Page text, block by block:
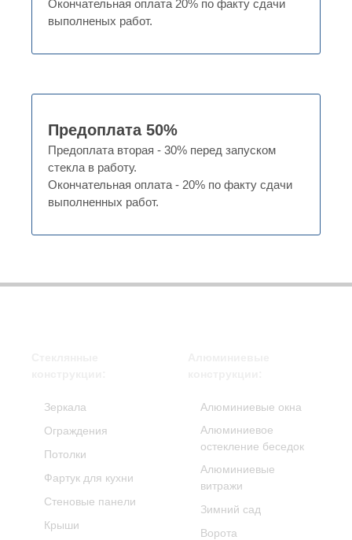
Окончательная оплата 20% по факту сдачи
выполненых работ.
Предоплата 50%
Предоплата вторая - 30% перед запуском
стекла в работу.
Окончательная оплата - 20% по факту сдачи
выполненных работ.
Зеркала
Ограждения
Потолки
Фартук для кухни
Стеновые панели
Крыши
Алюминиевые окна
Алюминиевое
остекление беседок
Алюминиевые
витражи
Зимний сад
Ворота